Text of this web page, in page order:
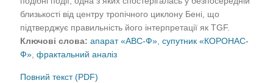
близькості від центру тропічного циклону Бені, що
підтверджує правильність його інтерпретації як TGF.
Ключові слова: апарат «АВС-Ф» ,супутник «КОРОНАС-
Ф» ,фрактальний аналіз
Повний текст (PDF)